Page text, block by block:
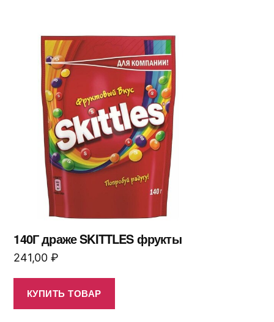
140Г драже SKITTLES фрукты
241,00 ₽
КУПИТЬ ТОВАР